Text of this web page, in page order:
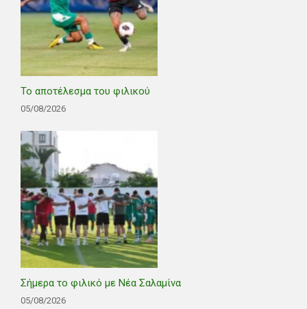
Το αποτέλεσμα του φιλικού
05/08/2026
Σήμερα το φιλικό με Νέα Σαλαμίνα
05/08/2026